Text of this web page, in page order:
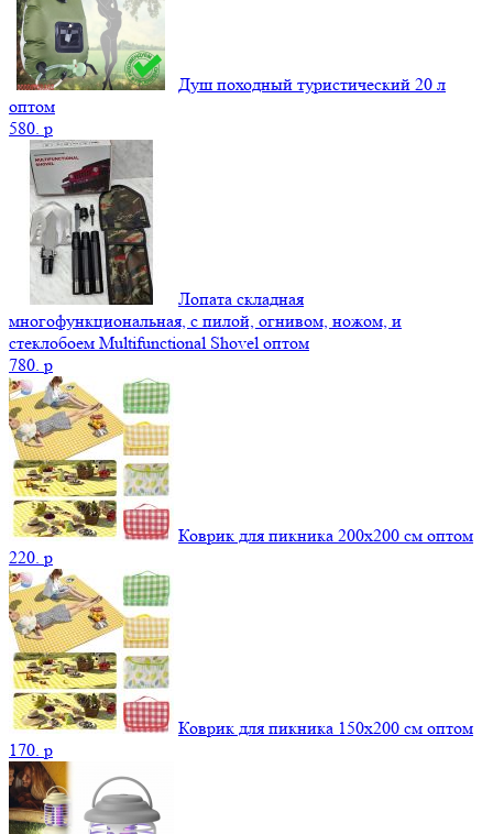
Душ походный туристический 20 л
оптом
580. p
Лопата складная
многофункциональная, с пилой, огнивом, ножом, и
стеклобоем Multifunctional Shovel оптом
780. p
Коврик для пикника 200х200 см оптом
220. p
Коврик для пикника 150х200 см оптом
170. p